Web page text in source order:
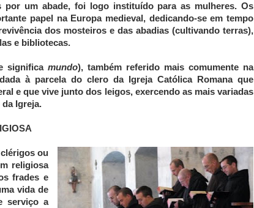
um abade, foi logo instituído para as mulheres. Os
papel na Europa medieval, dedicando-se em tempo
dos mosteiros e das abadias (cultivando terras),
e bibliotecas.
significa mundo), também referido mais comumente na
à parcela do clero da Igreja Católica Romana que
e que vive junto dos leigos, exercendo as mais variadas
Igreja.
ou
religiosa
frades e
vida de
serviço a